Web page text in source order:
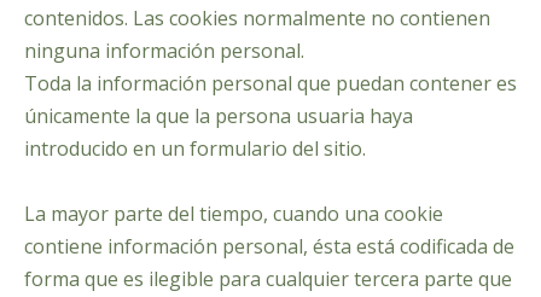
contenidos. Las cookies normalmente no contienen
ninguna información personal.
Toda la información personal que puedan contener es
únicamente la que la persona usuaria haya
introducido en un formulario del sitio.
La mayor parte del tiempo, cuando una cookie
contiene información personal, ésta está codificada de
forma que es ilegible para cualquier tercera parte que